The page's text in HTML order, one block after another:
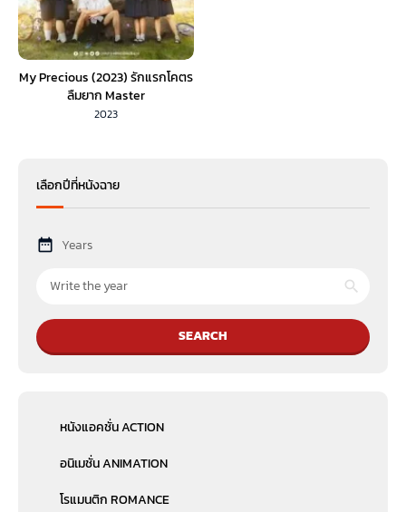
My Precious (2023) รักแรกโคตร
ลืมยาก Master
2023
เลือกปีที่หนังฉาย
Years
SEARCH
หนังแอคชั่น ACTION
อนิเมชั่น ANIMATION
โรแมนติก ROMANCE